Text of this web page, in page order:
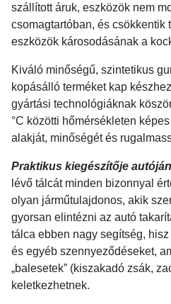
szállított áruk, eszközök nem
csomagtartóban, és csökkentik
eszközök károsodásának a
Kiváló minőségű, szintetikus
kopásálló terméket kap
gyártási technológiáknak
°C közötti hőmérsékleten
alakját, minőségét és
Praktikus kiegészítője
lévő tálcát minden bizonnyal
olyan járműtulajdonos, akik
gyorsan elintézni az autó
tálca ebben nagy segítség,
és egyéb szennyeződéseket,
„balesetek” (kiszakadó zsák,
keletkezhetnek.